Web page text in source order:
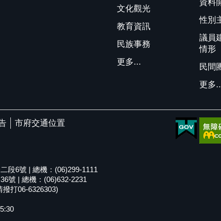
文化觀光
教育資訊
民族事務
更多...
資料
性別
議員
情形
民間
更多
市府交通位置
段6號 | 總機：(06)299-1111
號 | 總機：(06)632-2231
打06-6326303)